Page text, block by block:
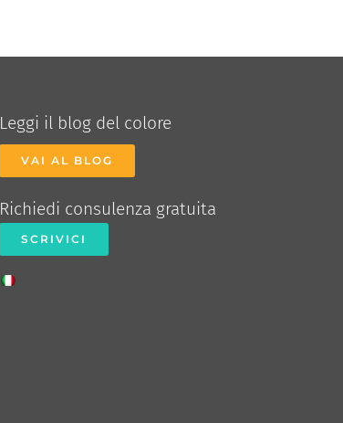
Leggi il blog del colore
VAI AL BLOG
Richiedi consulenza gratuita
SCRIVICI